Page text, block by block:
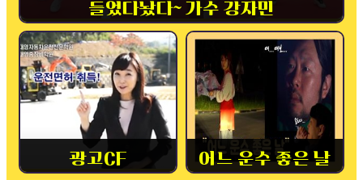
들었다놨다~ 가수 강자민
광고CF 어느 운수 좋은 날